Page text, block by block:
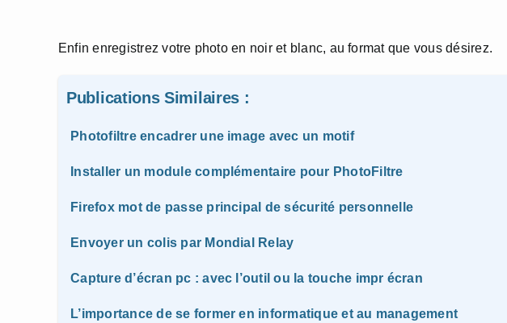
Enfin enregistrez votre photo en noir et blanc, au format que vous désirez.
Publications Similaires :
Photofiltre encadrer une image avec un motif
Installer un module complémentaire pour PhotoFiltre
Firefox mot de passe principal de sécurité personnelle
Envoyer un colis par Mondial Relay
Capture d’écran pc : avec l’outil ou la touche impr écran
L’importance de se former en informatique et au management